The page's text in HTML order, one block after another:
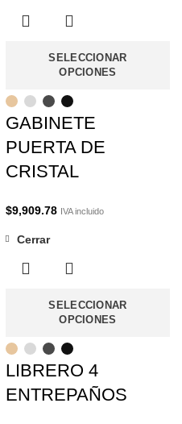
SELECCIONAR
OPCIONES
GABINETE
PUERTA DE
CRISTAL
$9,909.78 IVA incluido
SELECCIONAR
OPCIONES
Cerrar
LIBRERO 4
ENTREPAÑOS